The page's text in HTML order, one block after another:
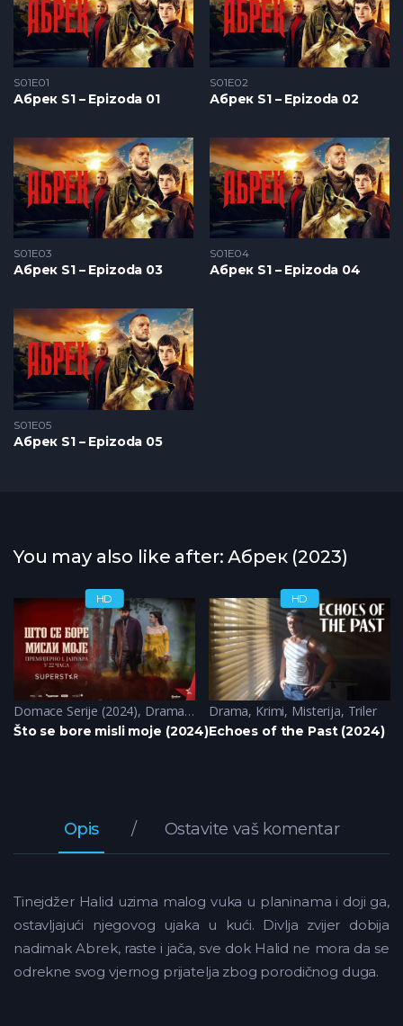
S01E01
Абрек S1 – Epizoda 01
S01E02
Абрек S1 – Epizoda 02
S01E03
Абрек S1 – Epizoda 03
S01E04
Абрек S1 – Epizoda 04
S01E05
Абрек S1 – Epizoda 05
You may also like after: Абрек (2023)
HD
Domace Serije (2024), Drama,Historija,Romantika
Što se bore misli moje (2024)
HD
Drama, Krimi, Misterija, Triler
Echoes of the Past (2024)
Opis Ostavite vaš komentar
Tinejdžer Halid uzima malog vuka u planinama i doji ga,
ostavljajući njegovog ujaka u kući. Divlja zvijer dobija
nadimak Abrek, raste i jača, sve dok Halid ne mora da se
odrekne svog vjernog prijatelja zbog porodičnog duga.